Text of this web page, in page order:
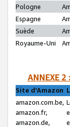
Pologne
Espagne
Suède
Royaume-Uni
ANNEXE 2
Site d’Amazon
amazon.com.be,
amazon.fr,
amazon.de,